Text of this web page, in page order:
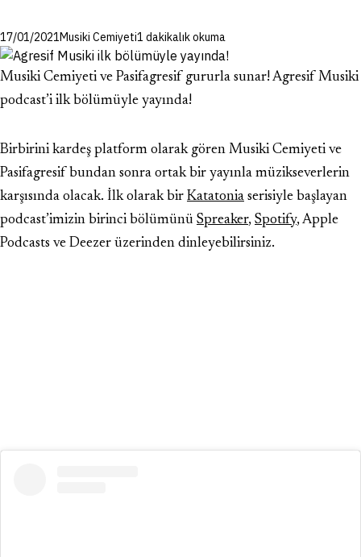
17/01/2021Musiki Cemiyeti1 dakikalık okuma
Musiki Cemiyeti ve Pasifagresif gururla sunar! Agresif Musiki
podcast’i ilk bölümüyle yayında!
Birbirini kardeş platform olarak gören Musiki Cemiyeti ve
Pasifagresif bundan sonra ortak bir yayınla müzikseverlerin
karşısında olacak. İlk olarak bir Katatonia serisiyle başlayan
podcast’imizin birinci bölümünü Spreaker, Spotify, Apple
Podcasts ve Deezer üzerinden dinleyebilirsiniz.